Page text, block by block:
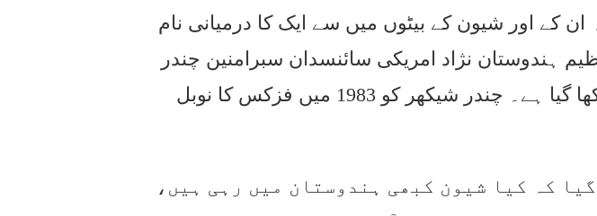
ان کے اور شیون کے بیٹوں میں سے ایک کا درمیانی نام
ہندوستان نژاد امریکی سائنسدان سبرامنین چندر
شیکھر کے نام پر رکھا گیا ہے۔ چندر شیکھر کو 1983 میں فزکس کا نوبل
کہ کیا شیون کبھی ہندوستان میں رہی ہیں،